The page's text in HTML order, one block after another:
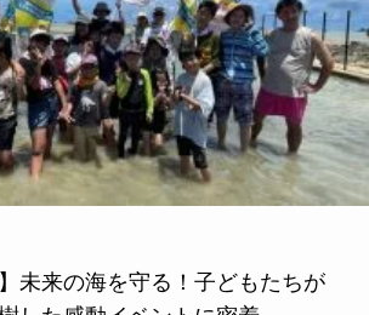
未来の海を守る！子どもたちが